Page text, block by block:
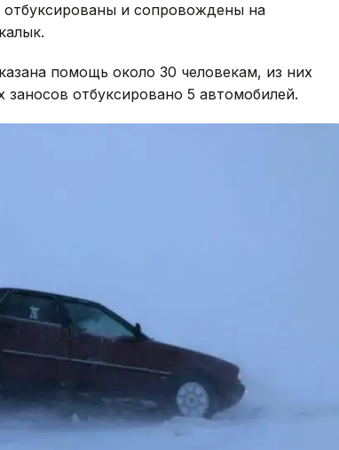
и сопровождены на
помощь около 30 человекам, из них
отбуксировано 5 автомобилей.